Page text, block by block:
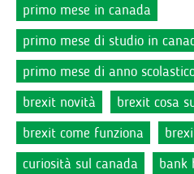
primo mese in canada
primo mese di studio in
primo mese di anno
brexit novità
brexit cosa
brexit come funziona
curiosità sul canada
bank